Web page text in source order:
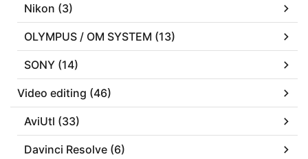
Nikon (3)
OLYMPUS / OM SYSTEM (13)
SONY (14)
Video editing (46)
AviUtl (33)
Davinci Resolve (6)